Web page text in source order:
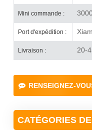
Mini commande :
Port d'expédition :
Livraison : 20-
RENSEIGNEZ-
CATÉGORIES